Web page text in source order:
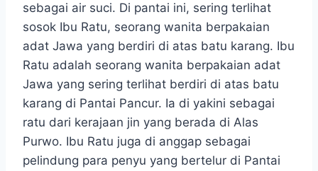
sebagai air suci. Di pantai ini, sering terlihat
sosok Ibu Ratu, seorang wanita berpakaian
adat Jawa yang berdiri di atas batu karang. Ibu
Ratu adalah seorang wanita berpakaian adat
Jawa yang sering terlihat berdiri di atas batu
karang di Pantai Pancur. Ia di yakini sebagai
ratu dari kerajaan jin yang berada di Alas
Purwo. Ibu Ratu juga di anggap sebagai
pelindung para penyu yang bertelur di Pantai